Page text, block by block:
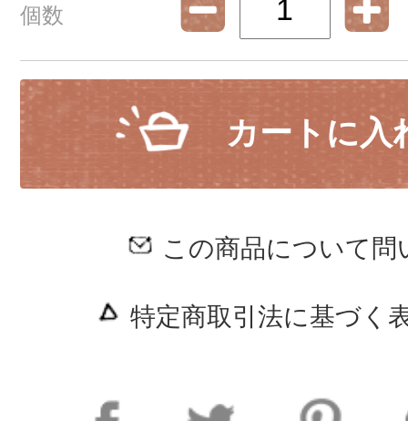
個数
カートに入
この商品について問
特定商取引法に基づく